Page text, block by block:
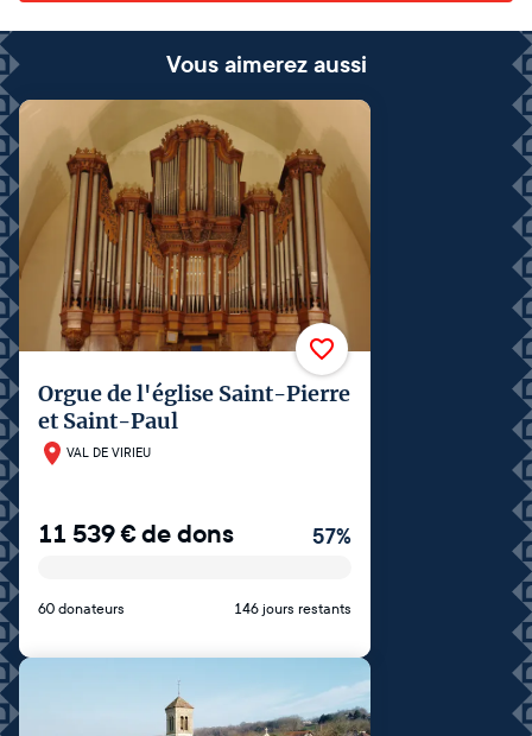
Vous aimerez aussi
Orgue de l'église Saint-Pierre
et Saint-Paul
VAL DE VIRIEU
11 539€de dons 57%
60 donateurs 146 jours restants